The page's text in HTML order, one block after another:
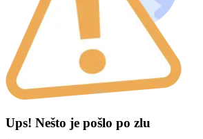
Ups! Nešto je pošlo po zlu